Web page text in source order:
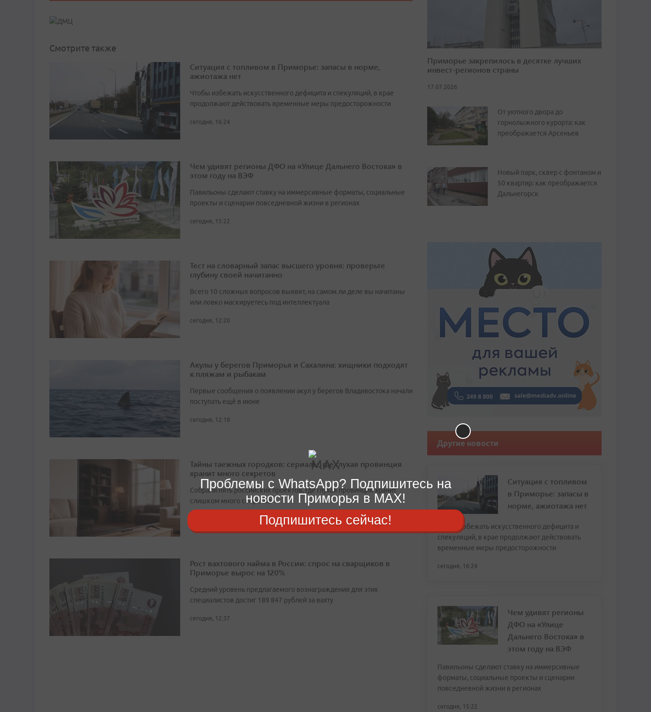
Смотрите также
Ситуация с топливом в Приморье: запасы в норме,
ажиотажа нет
Чтобы избежать искусственного дефицита и спекуляций, в крае
продолжают действовать временные меры предосторожности
сегодня, 16:24
Чем удивят регионы ДФО на «Улице Дальнего Востока» в
этом году на ВЭФ
Павильоны сделают ставку на иммерсивные форматы, социальные
проекты и сценарии повседневной жизни в регионах
сегодня, 15:22
Тест на словарный запас высшего уровня: проверьте
глубину своей начитанно
Всего 10 сложных вопросов выявят, на самом ли деле вы начитаны
или ловко маскируетесь под интеллектуала
сегодня, 12:20
Акулы у берегов Приморья и Сахалина: хищники подходят
к пляжам и рыбакам
Первые сообщения о появлении акул у берегов Владивостока начали
поступать ещё в июне
сегодня, 12:18
Тайны таежных городков: сериалы, где глухая провинция
хранит много секретов
Собрали пять российских проектов, где глухая провинция хранит
слишком много секретов
Рост вахтового найма в России: спрос на сварщиков в
Приморье вырос на 120%
Средний уровень предлагаемого вознаграждения для этих
специалистов достиг 189 847 рублей за вахту
сегодня, 12:37
Приморье закрепилось в десятке лучших
инвест-регионов страны
17.07.2026
От уютного двора до
горнолыжного курорта: как
преображается Арсеньев
Новый парк, сквер с фонтаном и
50 квартир: как преображается
Дальнегорск
Другие новости
Ситуация с топливом
в Приморье: запасы в
норме, ажиотажа нет
Чтобы избежать искусственного дефицита и
спекуляций, в крае продолжают действовать
временные меры предосторожности
сегодня, 16:24
Чем удивят регионы
ДФО на «Улице
Дальнего Востока» в
этом году на ВЭФ
Павильоны сделают ставку на иммерсивные
форматы, социальные проекты и сценарии
повседневной жизни в регионах
сегодня, 15:22
Проблемы с WhatsApp? Подпишитесь на
новости Приморья в MAX!
Подпишитесь сейчас!